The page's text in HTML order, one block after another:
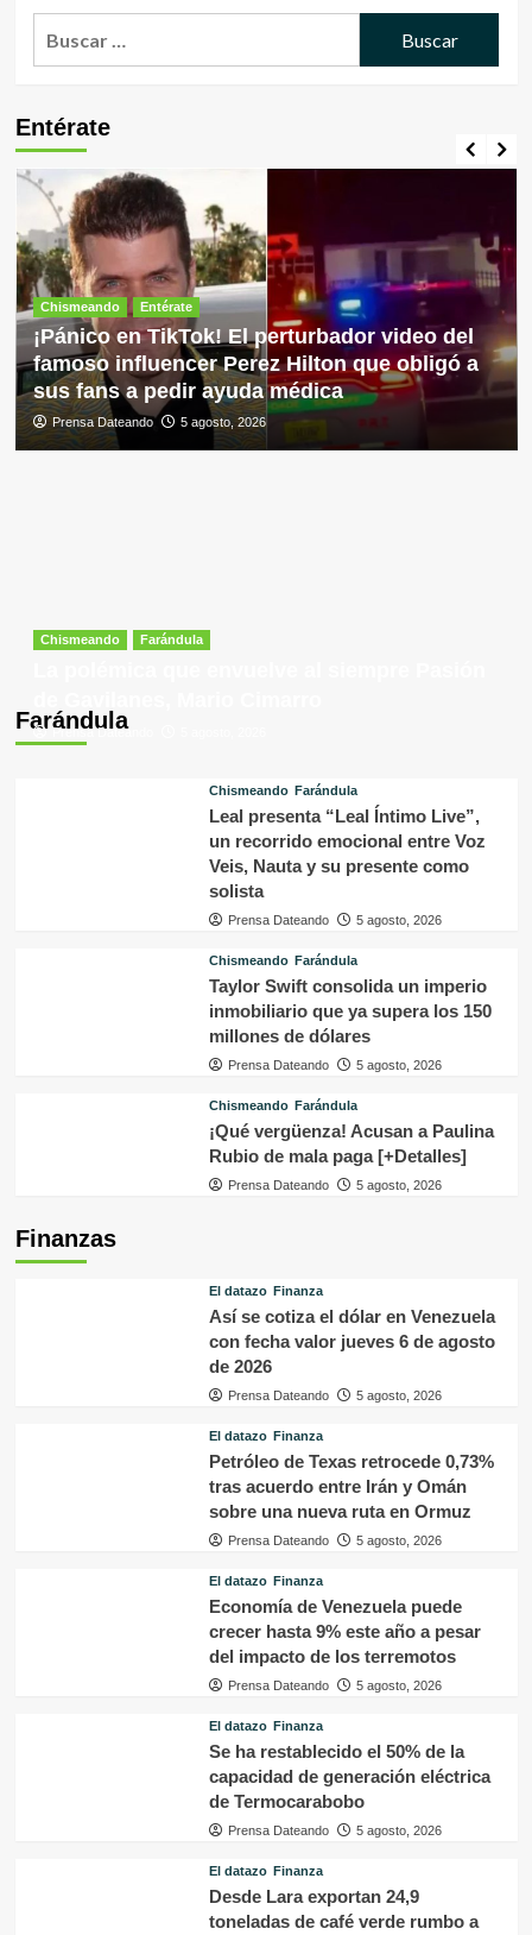
Entérate
Chismeando Entérate
¡Pánico en TikTok! El perturbador video del
famoso influencer Perez Hilton que obligó a
sus fans a pedir ayuda médica
Prensa Dateando 5 agosto, 2026
Farándula
Chismeando Farándula
Prensa Dateando
Chismeando Farándula
Leal presenta “Leal Íntimo Live”,
un recorrido emocional entre Voz
Veis, Nauta y su presente como
solista
Prensa Dateando 5 agosto, 2026
Chismeando Farándula
Taylor Swift consolida un imperio
inmobiliario que ya supera los 150
millones de dólares
Prensa Dateando 5 agosto, 2026
Chismeando Farándula
¡Qué vergüenza! Acusan a Paulina
Rubio de mala paga [+Detalles]
Prensa Dateando 5 agosto, 2026
Finanzas
El datazo Finanza
Así se cotiza el dólar en Venezuela
con fecha valor jueves 6 de agosto
de 2026
Prensa Dateando 5 agosto, 2026
El datazo Finanza
Petróleo de Texas retrocede 0,73%
tras acuerdo entre Irán y Omán
sobre una nueva ruta en Ormuz
Prensa Dateando 5 agosto, 2026
El datazo Finanza
Economía de Venezuela puede
crecer hasta 9% este año a pesar
del impacto de los terremotos
Prensa Dateando 5 agosto, 2026
El datazo Finanza
Se ha restablecido el 50% de la
capacidad de generación eléctrica
de Termocarabobo
Prensa Dateando 5 agosto, 2026
El datazo Finanza
Desde Lara exportan 24,9
toneladas de café verde rumbo a